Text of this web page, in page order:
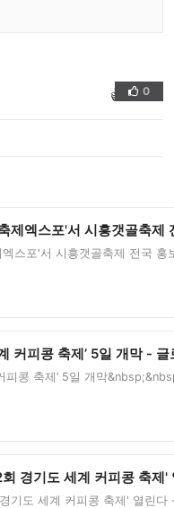
👍 ❤️
0
제엑스포'서 시흥갯골축제
스포'서 시흥갯골축제 전국
커피콩 축제’ 5일 개막 -
피콩 축제’ 5일 개막
경기도 세계 커피콩 축제
기도 세계 커피콩 축제' 열린